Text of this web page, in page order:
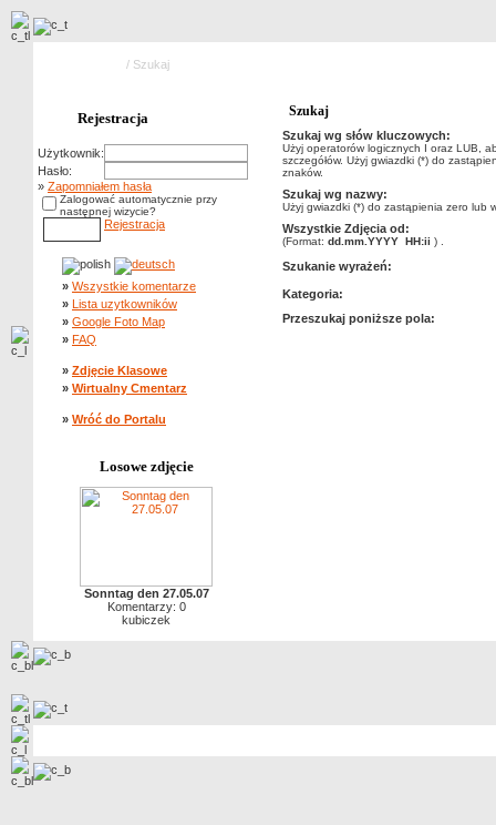
/ Szukaj
Rejestracja
Użytkownik:
Hasło:
» Zapomniałem hasła
Zalogować automatycznie przy
następnej wizycie?
Rejestracja
» Wszystkie komentarze
» Lista uzytkowników
» Google Foto Map
» FAQ
» Zdjęcie Klasowe
» Wirtualny Cmentarz
» Wróć do Portalu
Losowe zdjęcie
Sonntag den 27.05.07
Komentarzy: 0
kubiczek
Szukaj
Szukaj wg słów kluczowych:
Użyj operatorów logicznych I oraz LUB,
szczegółów. Użyj gwiazdki (*) do
znaków.
Szukaj wg nazwy:
Użyj gwiazdki (*) do zastąpienia zero lub
Wszystkie Zdjęcia od:
(Format: dd.mm.YYYY HH:ii ) .
Szukanie wyrażeń:
Kategoria:
Przeszukaj poniższe pola: